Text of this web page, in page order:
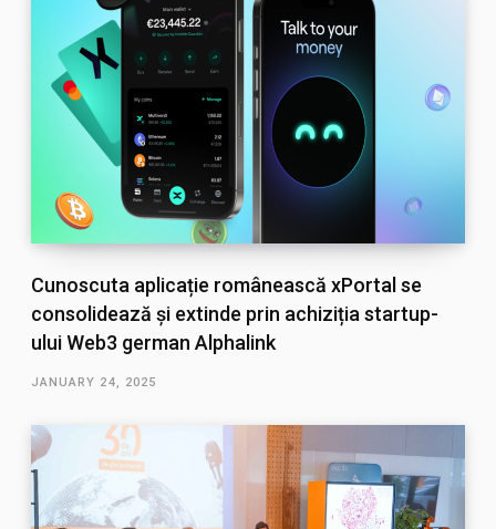
Cunoscuta aplicație românească xPortal se
consolidează și extinde prin achiziția startup-
ului Web3 german Alphalink
JANUARY 24, 2025